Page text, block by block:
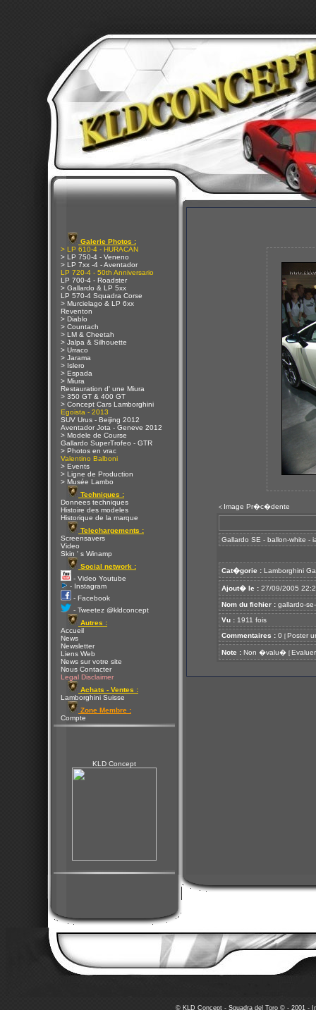
Galerie Photos :
> LP 610-4 - HURACAN
> LP 750-4 - Veneno
> LP 7xx -4 - Aventador
LP 720-4 - 50th Anniversario
LP 700-4 - Roadster
> Gallardo & LP 5xx
LP 570-4 Squadra Corse
> Murcielago & LP 6xx
Reventon
> Diablo
> Countach
> LM & Cheetah
> Jalpa & Silhouette
> Urraco
> Jarama
> Islero
> Espada
> Miura
Restauration d' une Miura
> 350 GT & 400 GT
> Concept Cars Lamborghini
Egoista - 2013
SUV Urus - Beijing 2012
Aventador Jota - Geneve 2012
> Modele de Course
Gallardo SuperTrofeo - GTR
> Photos en vrac
Valentino Balboni
> Events
> Ligne de Production
> Musée Lambo
Techniques :
Donnees techniques
Histoire des modeles
Historique de la marque
Telechargements :
Screensavers
Video
Skin ' s Winamp
Social network :
- Video Youtube
- Instagram
- Facebook
- Tweetez @kldconcept
Autres :
Accueil
News
Newsletter
Liens Web
News sur votre site
Nous Contacter
Legal Disclaimer
Achats - Ventes :
Lamborghini Suisse
Zone Membre :
Compte
KLD Concept
< Image Pr�c�dente
Gallardo SE - ballon-white -
Cat�gorie : Lamborghini
Ajout� le : 27/09/2005
Nom du fichier : gallardo-
Vu : 1911 fois
Commentaires : 0 [ Poster
Note : Non �valu� [ Evaluer
© KLD Concept - Squadra del Toro © - 2001 -